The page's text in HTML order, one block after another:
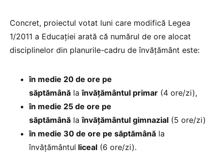
Concret, proiectul votat luni care modifică Legea
1/2011 a Educației arată că numărul de ore alocat
disciplinelor din planurile-cadru de învăţământ este:
în medie 20 de ore pe
săptămână laînvăţământul primar (4 ore/zi),
în medie 25 de ore pe
săptămână laînvăţământul gimnazial (5 ore/zi)
în medie 30 de ore pe săptămână la
învăţământul liceal (6 ore/zi).